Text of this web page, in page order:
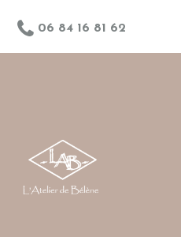
06 84 16 81 62
MA DÉMARCHE
BLOG